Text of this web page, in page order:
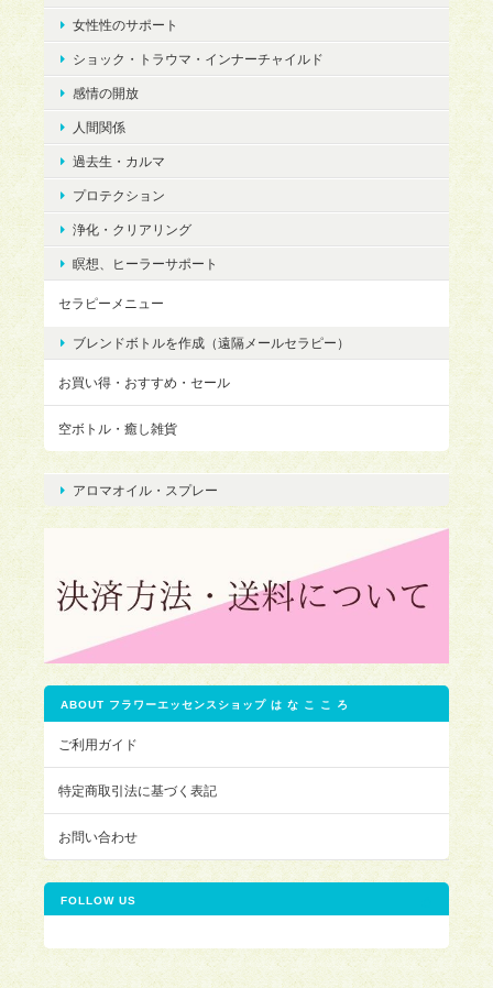
女性性のサポート
ショック・トラウマ・インナーチャイルド
感情の開放
人間関係
過去生・カルマ
プロテクション
浄化・クリアリング
瞑想、ヒーラーサポート
セラピーメニュー
ブレンドボトルを作成（遠隔メールセラピー）
お買い得・おすすめ・セール
空ボトル・癒し雑貨
アロマオイル・スプレー
ABOUT フラワーエッセンスショップ は な こ こ ろ
ご利用ガイド
特定商取引法に基づく表記
お問い合わせ
FOLLOW US